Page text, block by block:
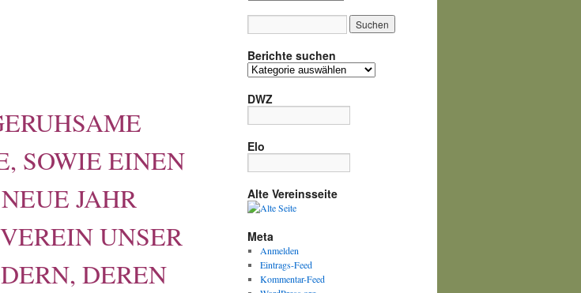
SOWIE EINEN
JAHR
UNSER
DEREN
Berichte suchen
Berichte
DWZ
Elo
Alte Vereinsseite
Meta
Anmelden
Eintrags-Feed
Kommentar-Feed